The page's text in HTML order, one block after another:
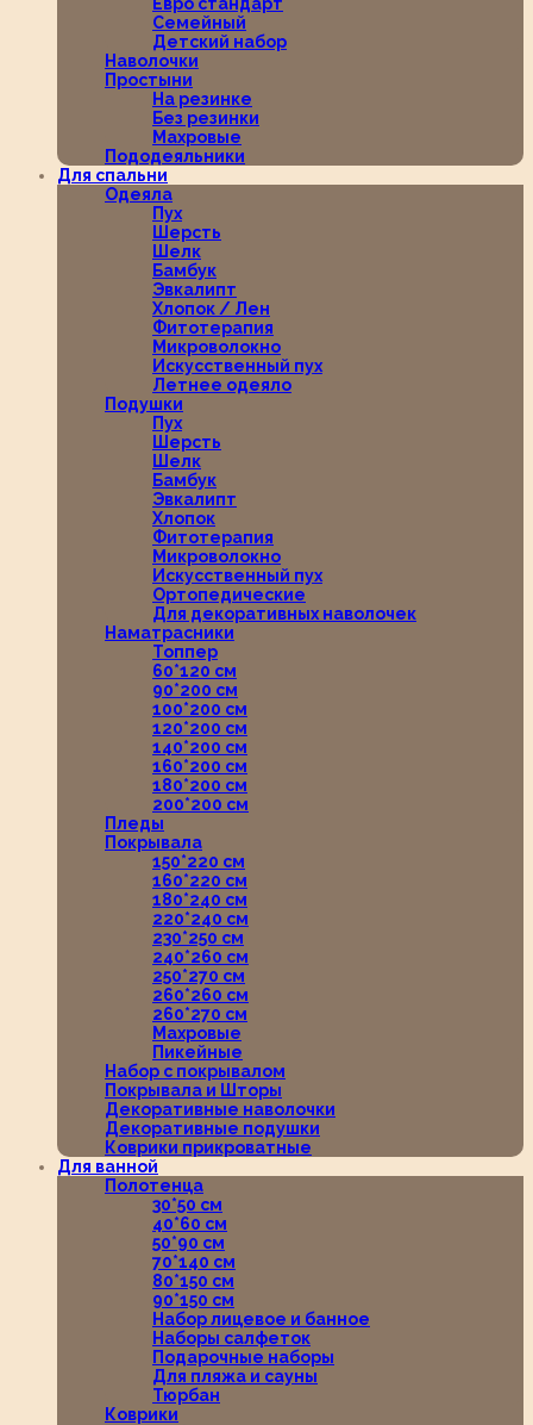
Семейный
Детский набор
Наволочки
Простыни
На резинке
Без резинки
Махровые
Пододеяльники
Для спальни
Одеяла
Пух
Шерсть
Шелк
Бамбук
Эвкалипт
Хлопок / Лен
Фитотерапия
Микроволокно
Искусственный пух
Летнее одеяло
Подушки
Пух
Шерсть
Шелк
Бамбук
Эвкалипт
Хлопок
Фитотерапия
Микроволокно
Искусственный пух
Ортопедические
Для декоративных наволочек
Наматрасники
Топпер
60*120 см
90*200 см
100*200 см
120*200 см
140*200 см
160*200 см
180*200 см
200*200 см
Пледы
Покрывала
150*220 см
160*220 см
180*240 см
220*240 см
230*250 см
240*260 см
250*270 см
260*260 см
260*270 см
Махровые
Пикейные
Набор с покрывалом
Покрывала и Шторы
Декоративные наволочки
Декоративные подушки
Коврики прикроватные
Для ванной
Полотенца
30*50 см
40*60 см
50*90 см
70*140 см
80*150 см
90*150 см
Набор лицевое и банное
Наборы салфеток
Подарочные наборы
Для пляжа и сауны
Тюрбан
Коврики